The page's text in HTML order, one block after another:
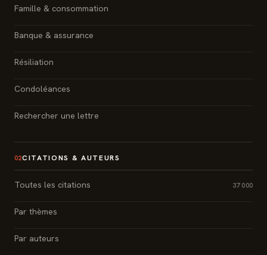
Famille & consommation
Banque & assurance
Résiliation
Condoléances
Rechercher une lettre
02CITATIONS & AUTEURS
Toutes les citations 37 000
Par thèmes
Par auteurs